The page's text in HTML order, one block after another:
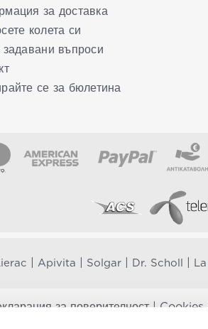
за доставка
колета си
задавани въпроси
се за бюлетина
Apivita Solgar Dr. Scholl
за поверителност| Cookies